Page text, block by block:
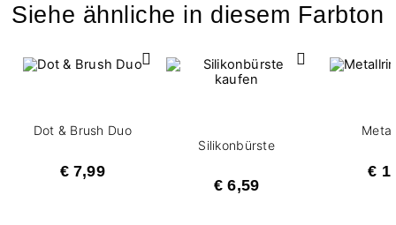
Siehe ähnliche in diesem Farbton
Dot & Brush Duo
€ 7,99
Silikonbürste
€ 6,59
€